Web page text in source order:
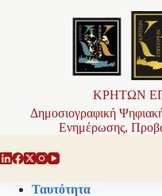
ΚΡΗΤΩΝ
Δημοσιογραφική
Ενημέρωσης,
Ταυτότητα